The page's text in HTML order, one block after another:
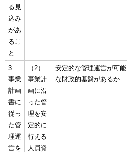
る見
込み
があ
るこ
と
3
事業
計画
書に
従っ
た管
理運
営を
（2）
事業計
画に沿
った管
理を安
定的に
行える
人員資
安定的な管理運営が可能
な財政的基盤があるか